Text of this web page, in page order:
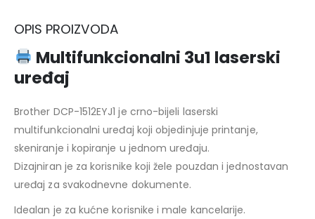
OPIS PROIZVODA
Multifunkcionalni 3u1 laserski
uređaj
Brother DCP-1512EYJ1 je crno-bijeli laserski
multifunkcionalni uređaj koji objedinjuje printanje,
skeniranje i kopiranje u jednom uređaju.
Dizajniran je za korisnike koji žele pouzdan i jednostavan
uređaj za svakodnevne dokumente.
Idealan je za kućne korisnike i male kancelarije.